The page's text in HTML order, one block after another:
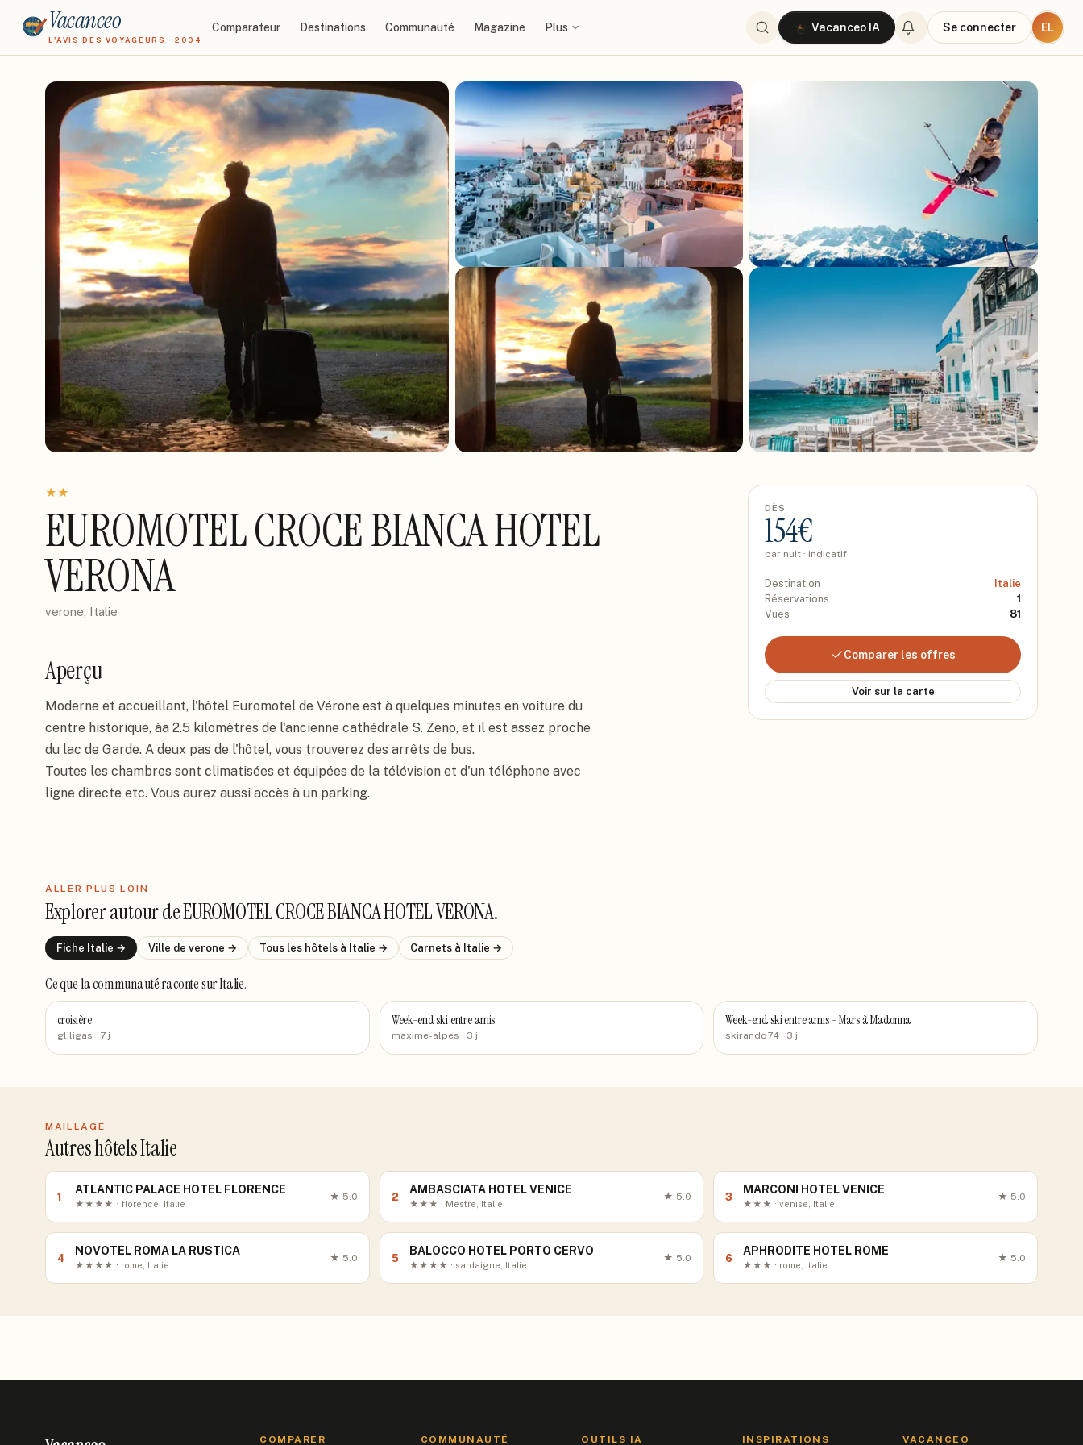
Vacanceo
L'AVIS DES VOYAGEURS · 2004
Comparateur Destinations Communauté Magazine Plus Vacanceo IA Se connecter EL
★★
EUROMOTEL CROCE BIANCA HOTEL
VERONA
verone, Italie
Aperçu
Moderne et accueillant, l'hôtel Euromotel de Vérone est à quelques minutes en voiture du
centre historique, àa 2.5 kilomètres de l'ancienne cathédrale S. Zeno, et il est assez proche
du lac de Garde. A deux pas de l'hôtel, vous trouverez des arrêts de bus.
Toutes les chambres sont climatisées et équipées de la télévision et d'un téléphone avec
ligne directe etc. Vous aurez aussi accès à un parking.
DÈS
154€
par nuit · indicatif
Destination
Italie
Réservations
1
Vues
81
Comparer les offres
Voir sur la carte
ALLER PLUS LOIN
Explorer autour deEUROMOTEL CROCE BIANCA HOTEL VERONA.
Fiche Italie → Ville de verone → Tous les hôtels à Italie → Carnets à Italie →
Ce que la communauté racontesur Italie.
croisière
gliligas · 7 j
Week-end ski entre amis
maxime-alpes · 3 j
Week-end ski entre amis - Mars à Madonna
skirando74 · 3 j
MAILLAGE
Autres hôtels Italie
1
ATLANTIC PALACE HOTEL FLORENCE
★★★★ · florence, Italie
★ 5.0 2
AMBASCIATA HOTEL VENICE
★★★ · Mestre, Italie
★ 5.0 3
MARCONI HOTEL VENICE
★★★ · venise, Italie
★ 5.0
4
NOVOTEL ROMA LA RUSTICA
★★★★ · rome, Italie
★ 5.0 5
BALOCCO HOTEL PORTO CERVO
★★★★ · sardaigne, Italie
★ 5.0 6
APHRODITE HOTEL ROME
★★★ · rome, Italie
★ 5.0
COMPARER COMMUNAUTÉ OUTILS IA INSPIRATIONS VACANCEO